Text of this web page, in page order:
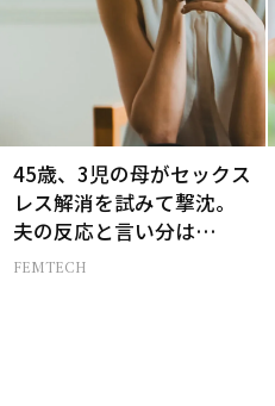
45歳、3児の母がセックス
レス解消を試みて撃沈。
夫の反応と言い分は…
FEMTECH